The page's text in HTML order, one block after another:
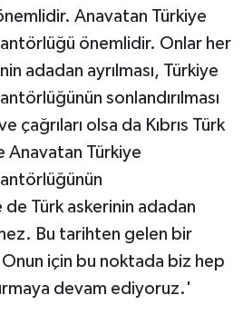
Anavatan Türkiye
önemlidir. Onlar her
adadan ayrılması, Türkiye
sonlandırılması
çağrıları olsa da Kıbrıs Türk
Anavatan Türkiye
de Türk askerinin adadan
Bu tarihten gelen bir
için bu noktada biz hep
devam ediyoruz.'